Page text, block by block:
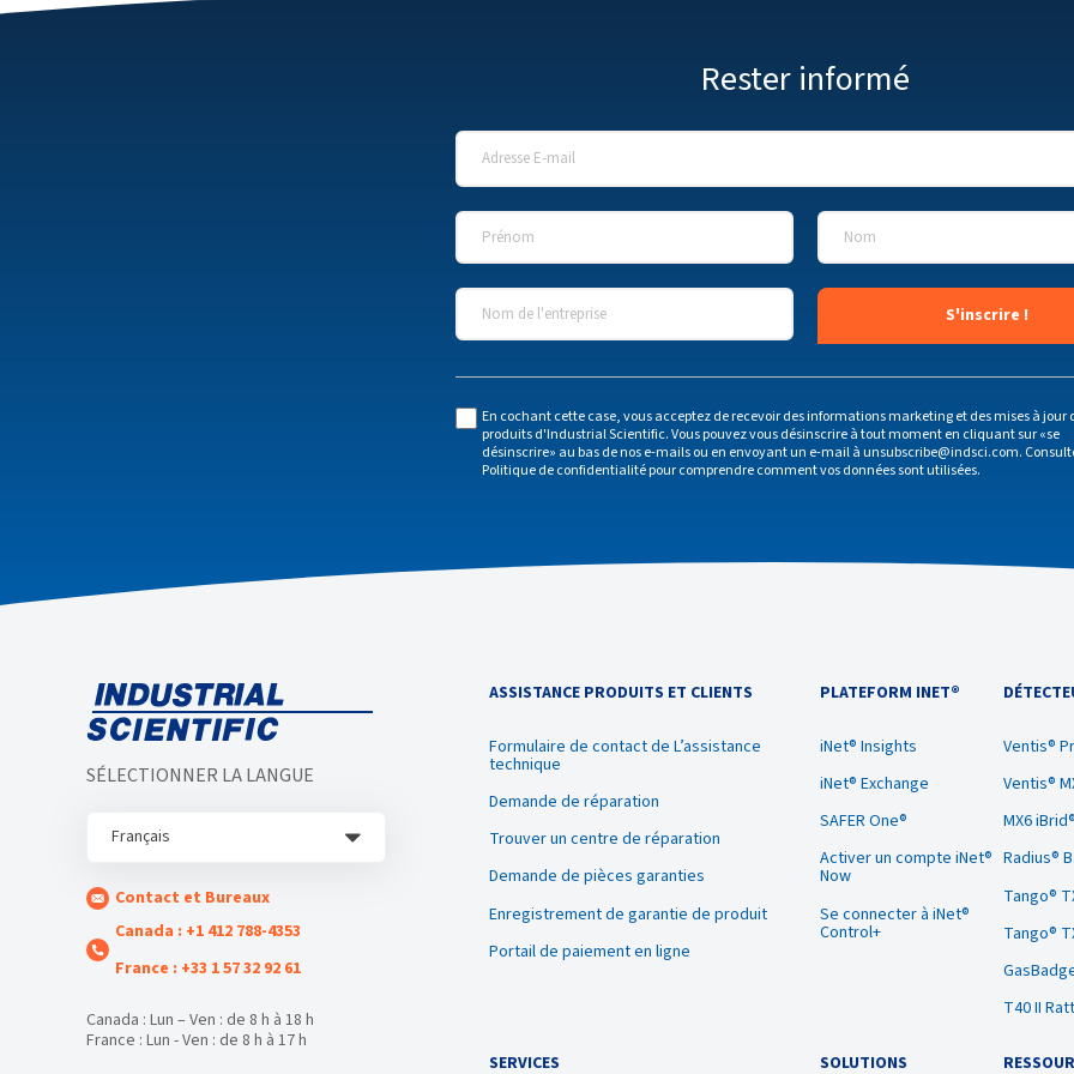
Rester informé
Adresse E-mail
Prénom Nom
Nom de l'entreprise
En cochant cette case, vous acceptez de recevoir des informations marketing et des mises à jour
produits d'Industrial Scientific. Vous pouvez vous désinscrire à tout moment en cliquant sur «se
désinscrire» au bas de nos e-mails ou en envoyant un e-mail à unsubscribe@indsci.com.
Politique de confidentialitépour comprendre comment vos données sont utilisées.
SÉLECTIONNER LA LANGUE
Français
Contact et Bureaux
Canada : +1 412 788-4353
France : +33 1 57 32 92 61
Canada : Lun – Ven : de 8 h à 18 h
France : Lun - Ven : de 8 h à 17 h
ASSISTANCE PRODUITS ET CLIENTS
Formulaire de contact de L’assistance
technique
Demande de réparation
Trouver un centre de réparation
Demande de pièces garanties
Enregistrement de garantie de produit
Portail de paiement en ligne
PLATEFORM INET®
iNet® Insights
iNet® Exchange
SAFER One®
Activer un compte iNet®
Now
Se connecter à iNet®
Control+
Ventis®
Ventis®
MX6 iBrid®
Radius®
Tango®
Tango®
T40 II
SERVICES SOLUTIONS